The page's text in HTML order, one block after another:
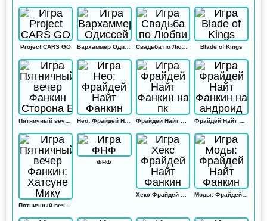
Project CARS GO Свадьба по Любви Blade of Kings
ФНФ
Моды: Фрайдей Найт Фанкин